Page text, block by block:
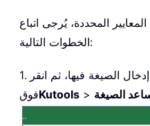
المحددة، يُرجى اتباع
الخطوات التالية:
1. حدد الخلية التي تريد إدخال الصيغة فيها، ثم انقر
فوقKutools > الصيغة